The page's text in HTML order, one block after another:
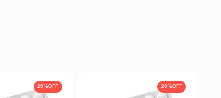
20%OFF 20%OFF